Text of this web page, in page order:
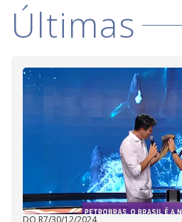
V
i
d
e
o
Últimas
DO R7/30/12/2024